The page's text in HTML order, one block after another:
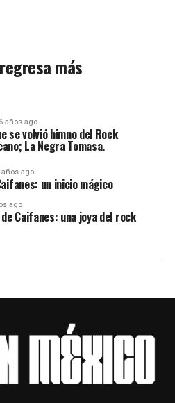
más
6 años ago
se volvió himno del Rock
La Negra Tomasa.
años ago
un inicio mágico
ago
Caifanes: una joya del rock